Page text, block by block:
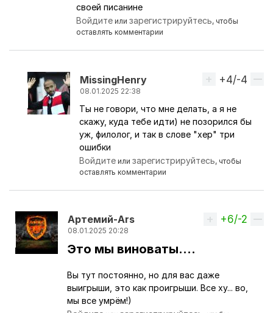
своей писанине
Войдите илизарегистрируйтесь, чтобы
оставлять комментарии
MissingHenry
08.01.2025 22:38
Ответ на комментарий пользователяБла Бла
Вверх
+4/-4
Ты не говори, что мне делать, а я не
скажу, куда тебе идти) не позорился бы
уж, филолог, и так в слове "хер" три
ошибки
Войдите илизарегистрируйтесь, чтобы
оставлять комментарии
Артемий-Ars
08.01.2025 20:28
Вверх
+6/-2
Это мы виноваты....
Вы тут постоянно, но для вас даже
выигрыши, это как проигрыши. Все ху... во,
мы все умрём!)